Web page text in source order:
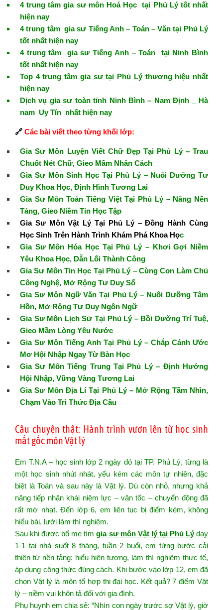
4 trung tâm gia sư môn Hoá Học tại Phủ Lý tốt nhất
hiện nay
4 trung tâm gia sư Tiếng Anh – Toán – Văn tại Phủ Lý
tốt nhất hiện nay
4 trung tâm gia sư Tiếng Anh – Toán tại Ninh Bình
tốt nhất hiện nay
Top 4 trung tâm gia sư tại Phủ Lý thương hiệu nhất
hiện nay
Dịch vụ gia sư toàn tỉnh Ninh Bình – Nam Định _ Hà
nam Uy Tín nhất hiện nay
🔗 Các bài viết theo từng khối lớp:
Gia Sư Môn Luyện Viết Chữ Đẹp Tại Phủ Lý – Trau
Chuốt Nét Chữ, Gieo Mầm Nhân Cách
Gia Sư Môn Sinh Học Tại Phủ Lý – Nuôi Dưỡng Tư
Duy Khoa Học, Định Hình Tương Lai
Gia Sư Môn Toán Tiếng Việt Tại Phủ Lý – Nâng Nền
Tảng, Gieo Niềm Tin Học Tập
Gia Sư Môn Vật Lý Tại Phủ Lý – Đồng Hành Cùng
Học Sinh Trên Hành Trình Khám Phá Khoa Học
Gia Sư Môn Hóa Học Tại Phủ Lý – Khơi Gợi Niềm
Yêu Khoa Học, Dẫn Lối Thành Công
Gia Sư Môn Tin Học Tại Phủ Lý – Cùng Con Làm Chủ
Công Nghệ, Mở Rộng Tư Duy Số
Gia Sư Môn Ngữ Văn Tại Phủ Lý – Nuôi Dưỡng Tâm
Hồn, Mở Rộng Tư Duy Ngôn Ngữ
Gia Sư Môn Lịch Sử Tại Phủ Lý – Bồi Dưỡng Trí Tuệ,
Gieo Mầm Lòng Yêu Nước
Gia Sư Môn Tiếng Anh Tại Phủ Lý – Chắp Cánh Ước
Mơ Hội Nhập Ngay Từ Bàn Học
Gia Sư Môn Tiếng Trung Tại Phủ Lý – Định Hướng
Hội Nhập, Vững Vàng Tương Lai
Gia Sư Môn Địa Lí Tại Phủ Lý – Mở Rộng Tầm Nhìn,
Chạm Vào Tri Thức Địa Cầu
Câu chuyện thật: Hành trình vươn lên từ học sinh
mất gốc môn Vật lý
Em T.N.A – học sinh lớp 2 ngày đó tại TP. Phủ Lý, từng là
một học sinh nhút nhát, yếu kém các môn tự nhiên, đặc
biệt là Toán và sau này là Vật lý. Dù còn nhỏ, nhưng khả
năng tiếp nhận khái niệm lực – vận tốc – chuyển động đã
rất mờ nhạt. Đến lớp 6, em liên tục bị điểm kém, không
hiểu bài, lười làm thí nghiệm.
Sau khi được bố mẹ tìmgia sư môn Vật lý tại Phủ Lýdạy
1-1 tại nhà suốt 8 tháng, tuần 2 buổi, em từng bước cải
thiện từ nền tảng: hiểu hiện tượng, làm thí nghiệm thực tế,
áp dụng công thức đúng cách. Khi bước vào lớp 12, em đã
chọn Vật lý là môn tổ hợp thi đại học. Kết quả? 7 điểm Vật
lý – niềm vui khôn tả đối với gia đình.
Phụ huynh em chia sẻ: “Nhìn con ngày trước sợ Vật lý, giờ